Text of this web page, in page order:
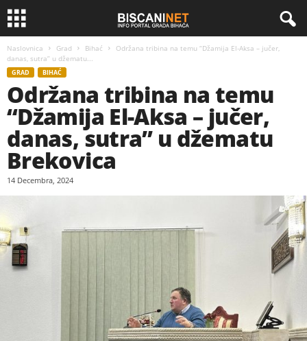
Naslovnica Grad Bihać
Održana tribina na temu “Džamija El-Aksa – jučer,
danas, sutra” u džematu...
GRAD BIHAĆ
Održana tribina na temu
“Džamija El-Aksa – jučer,
danas, sutra” u džematu
Brekovica
14 Decembra, 2024